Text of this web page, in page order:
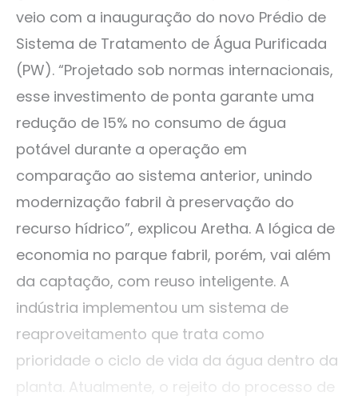
veio com a inauguração do novo Prédio de
Sistema de Tratamento de Água Purificada
(PW). “Projetado sob normas internacionais,
esse investimento de ponta garante uma
redução de 15% no consumo de água
potável durante a operação em
comparação ao sistema anterior, unindo
modernização fabril à preservação do
recurso hídrico”, explicou Aretha. A lógica de
economia no parque fabril, porém, vai além
da captação, com reuso inteligente. A
indústria implementou um sistema de
reaproveitamento que trata como
prioridade o ciclo de vida da água dentro da
planta. Atualmente, o rejeito do processo de